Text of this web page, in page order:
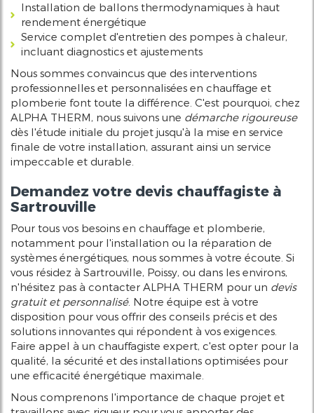
Installation de ballons thermodynamiques à haut
rendement énergétique
Service complet d'entretien des pompes à chaleur,
incluant diagnostics et ajustements
Nous sommes convaincus que des interventions
professionnelles et personnalisées en chauffage et
plomberie font toute la différence. C'est pourquoi, chez
ALPHA THERM, nous suivons une démarche rigoureuse
dès l'étude initiale du projet jusqu'à la mise en service
finale de votre installation, assurant ainsi un service
impeccable et durable.
Demandez votre devis chauffagiste à
Sartrouville
Pour tous vos besoins en chauffage et plomberie,
notamment pour l'installation ou la réparation de
systèmes énergétiques, nous sommes à votre écoute. Si
vous résidez à Sartrouville, Poissy, ou dans les environs,
n'hésitez pas à contacter ALPHA THERM pour un devis
gratuit et personnalisé. Notre équipe est à votre
disposition pour vous offrir des conseils précis et des
solutions innovantes qui répondent à vos exigences.
Faire appel à un chauffagiste expert, c'est opter pour la
qualité, la sécurité et des installations optimisées pour
une efficacité énergétique maximale.
Nous comprenons l'importance de chaque projet et